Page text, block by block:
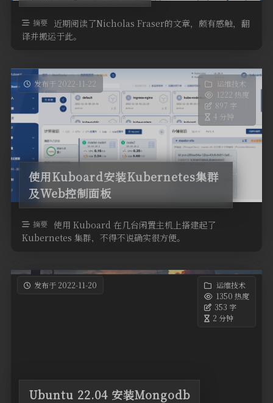
摘要
近期阅读了Nicholas Fraser的文章，颇有感触，翻
译并搬运于此。
发布于 2022-11-22
运维技术
1222 热度
897 字
4 分钟
使用Kuboard安装Kubernetes集群
及Web控制面板
摘要 使用 Kuboard 在几台闲置主机上搭建起了
Kubernetes 集群，不得不说确实很方便。
发布于 2022-11-20
运维技术
1350 热度
353 字
2 分钟
Ubuntu 22.04 安装Mongodb